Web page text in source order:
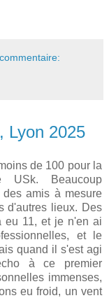
Lyon 2025
de 100 pour la
USk. Beaucoup
amis à mesure
d'autres lieux. Des
eu 11, et je n'en ai
et le
quand il s'est agi
à ce premier
immenses,
eu froid, un vent